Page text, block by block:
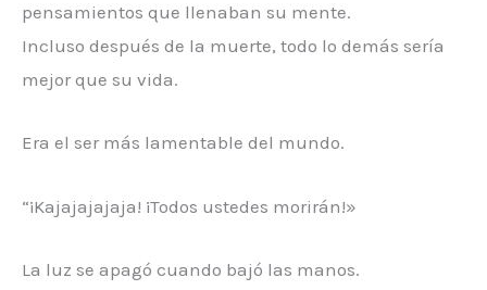
pensamientos que llenaban su mente.
Incluso después de la muerte, todo lo demás sería
mejor que su vida.
Era el ser más lamentable del mundo.
“¡Kajajajajaja! ¡Todos ustedes morirán!»
La luz se apagó cuando bajó las manos.